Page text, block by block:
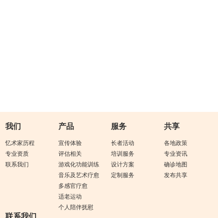
我们
忆术家历程
专业资质
联系我们
产品
宣传体验
评估相关
游戏化功能训练
音乐及艺术疗愈
多感官疗愈
适老运动
个人陪伴抚慰
服务
长者活动
培训服务
设计方案
定制服务
共享
各地政策
专业资讯
确诊地图
发布共享
联系我们